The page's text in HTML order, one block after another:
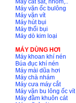
Máy cắt sắt, nhôm,..
Máy vặn ốc bulông
Máy vặn vít
Máy hút bụi
Máy thổi bụi
Máy dò kim loại
MÁY DÙNG HƠI
Máy khoan khí nén
Búa đục khí nén
Máy mài dũa hơi
Máy chà nhám
Máy cưa máy cắt
Máy vặn bu lông ốc vít
Máy đầm khuôn cát